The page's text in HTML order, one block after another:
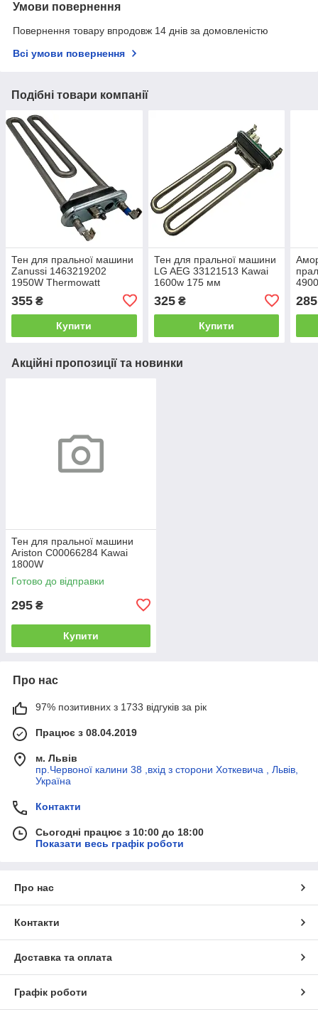
Умови повернення
Повернення товару впродовж 14 днів за домовленістю
Всі умови повернення
Подібні товари компанії
Тен для пральної машини
Zanussi 1463219202
1950W Thermowatt
355 ₴
Купити
Тен для пральної машини
LG AEG 33121513 Kawai
1600w 175 мм
325₴
Купити
285
Акційні пропозиції та новинки
Тен для пральної машини
Ariston C00066284 Kawai
1800W
Готово до відправки
295 ₴
Купити
Про нас
97% позитивних з 1733 відгуків за рік
Працює з 08.04.2019
м. Львів
пр.Червоної калини 38 ,вхід з сторони Хоткевича , Львів,
Україна
Контакти
Сьогодні працює з 10:00 до 18:00
Показати весь графік роботи
Про нас
Контакти
Доставка та оплата
Графік роботи